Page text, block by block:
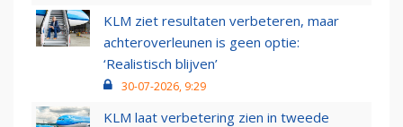
KLM ziet resultaten verbeteren, maar
achteroverleunen is geen optie:
‘Realistisch blijven’
30-07-2026, 9:29
KLM laat verbetering zien in tweede